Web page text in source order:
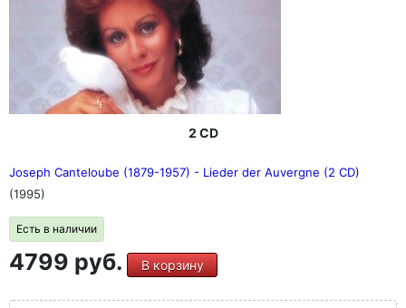
2 CD
Joseph Canteloube (1879-1957) - Lieder der Auvergne (2 CD)
(1995)
Есть в наличии
4799 руб. В корзину